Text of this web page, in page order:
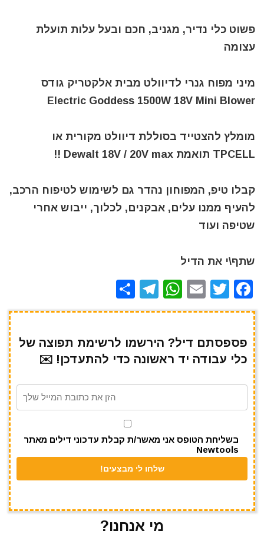
פשוט כלי נדיר, מגניב, חכם ובעל עלות תועלת
עצומה
מיני מפוח גנרי לדיוולט מבית אלקטריק גודס
Electric Goddess 1500W 18V Mini Blower
מומלץ להצטייד בסוללת דיוולט מקורית או
TPCELL תואמת Dewalt 18V / 20V max !!
קבלו טיפ, המפוחון נהדר גם לשימוש לטיפוח הרכב,
להעיף ממנו עלים, אבקנים, לכלוך, ייבוש אחרי
שטיפה ועוד
שתף\י את הדיל
F
a
e
b
o
T
w
te
r
E
m
l
W
h
s
A
p
T
el
gr
a
m
h
e
פספסתם דיל? הירשמו לרשימת תפוצה של
כלי עבודה יד ראשונה כדי להתעדכן! ✉️
בשליחת הטופס אני מאשר/ת קבלת עדכוני דילים מאתר
Newtools
מי אנחנו?